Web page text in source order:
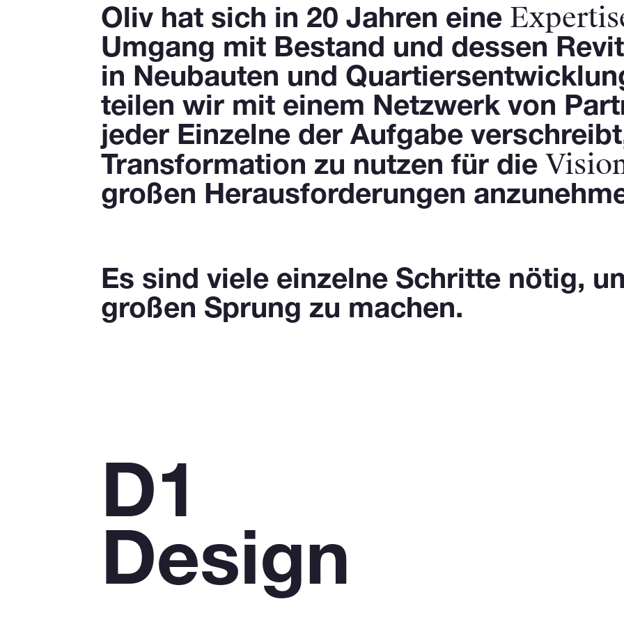
Oliv hat sich in 20 Jahren eine
Umgang mit Bestand und dessen
in Neubauten und
teilen wir mit einem Netzwerk von
jeder Einzelne der Aufgabe
Transformation zu nutzen für die
großen Herausforderungen
Es sind viele einzelne Schritte nötig,
großen Sprung zu machen.
D1
Design